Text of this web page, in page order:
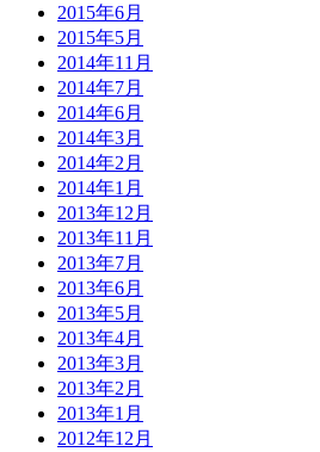
2015年6月
2015年5月
2014年11月
2014年7月
2014年6月
2014年3月
2014年2月
2014年1月
2013年12月
2013年11月
2013年7月
2013年6月
2013年5月
2013年4月
2013年3月
2013年2月
2013年1月
2012年12月